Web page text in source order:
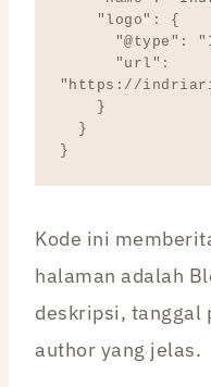
"https://
Kode ini
halaman adalah
deskripsi, tanggal
author yang jelas.